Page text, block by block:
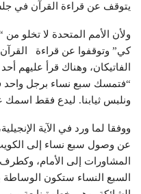
يتوقف عن قراءة القرآن في
ولأن الأمم المتحدة لا تخلو
كي” وتوقفوا عن قراءة
“فتمسك سبع نساء برجل واحد
ونلبس ثيابنا. ليدع فقط اسمك
ووفقا لما ورد في الآية
عن وصول سبع نساء إلى
المشاورات إلى الأمام،
السبع النساء ستكون الوساطة